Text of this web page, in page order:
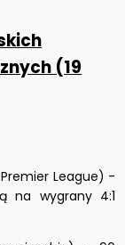
(19
League) -
na wygrany 4:1